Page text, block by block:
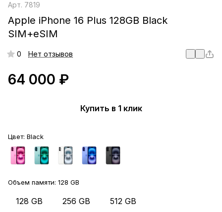
Арт. 7819
Apple iPhone 16 Plus 128GB Black
SIM+eSIM
0 Нет отзывов
64 000 ₽
Купить в 1 клик
Цвет: Black
Объем памяти: 128 GB
128 GB 256 GB 512 GB